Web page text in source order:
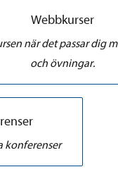
Webbkurser
när det passar dig
och övningar.
konferenser